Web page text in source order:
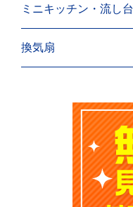
ミニキッチン・流し台
換気扇